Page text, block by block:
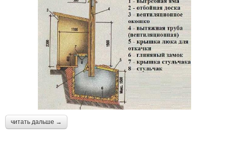
читать дальше →